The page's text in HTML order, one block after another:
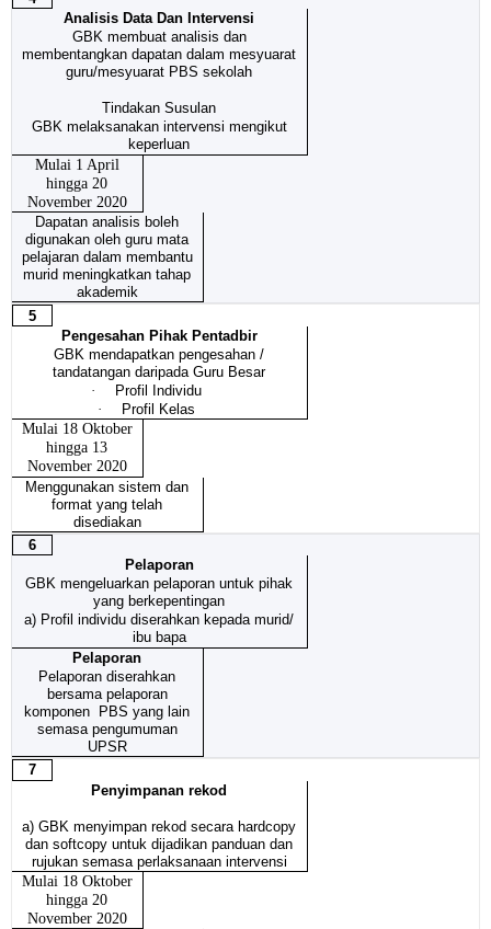
Analisis Data Dan Intervensi
GBK membuat analisis dan
membentangkan dapatan dalam mesyuarat
guru/mesyuarat PBS sekolah
Tindakan Susulan
GBK melaksanakan intervensi mengikut
keperluan
Mulai 1 April
hingga 20
November 2020
Dapatan analisis boleh
digunakan oleh guru mata
pelajaran dalam membantu
murid meningkatkan tahap
akademik
5
Pengesahan Pihak Pentadbir
GBK mendapatkan pengesahan /
tandatangan daripada Guru Besar
·
Profil Individu
·
Profil Kelas
Mulai 18 Oktober
hingga 13
November 2020
Menggunakan sistem dan
format yang telah
disediakan
6
Pelaporan
GBK mengeluarkan pelaporan untuk pihak
yang berkepentingan
a) Profil individu diserahkan kepada murid/
ibu bapa
Pelaporan
Pelaporan diserahkan
bersama pelaporan
komponen PBS yang lain
semasa pengumuman
UPSR
7
Penyimpanan rekod
a) GBK menyimpan rekod secara hardcopy
dan softcopy untuk dijadikan panduan dan
rujukan semasa perlaksanaan intervensi
Mulai 18 Oktober
hingga 20
November 2020